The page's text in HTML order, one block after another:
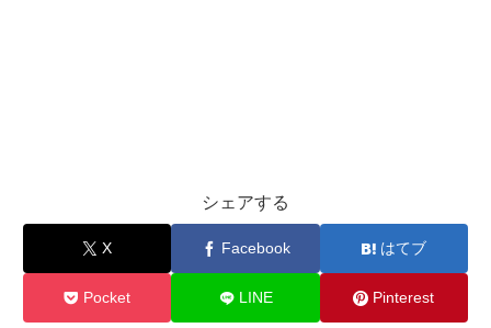
シェアする
X Facebook はてブ
Pocket LINE Pinterest